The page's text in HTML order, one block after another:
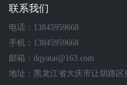
联系我们
电话：13845959668
手机：13845959668
邮箱：dqyatai@163.com
地址：黑龙江省大庆市让胡路区